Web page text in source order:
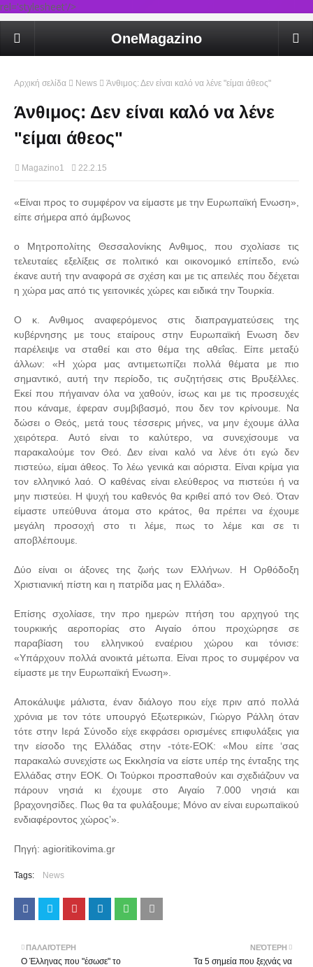
rel='stylesheet'/>
OneMagazino
Αρχική σελίδα News Άνθιμος: Δεν είναι καλό να λένε "είμαι άθεος"
Άνθιμος: Δεν είναι καλό να λένε
"είμαι άθεος"
Magazino1 22.2.15
«Είναι προς το συμφέρον να είμαστε με την Ευρωπαϊκή Ενωση»,
είπε σήμερα από άμβωνος
ο Μητροπολίτης Θεσσαλονίκης Ανθιμος, που σχολίασε τις
τελευταίες εξελίξεις σε πολιτικό και οικονομικό επίπεδο, ενώ
έκανε αυτή την αναφορά σε σχέση και με τις απειλές που δέχεται
η χώρα μας από τις γειτονικές χώρες και ειδικά την Τουρκία.
Ο κ. Ανθιμος αναφερόμενος στις διαπραγματεύσεις της
κυβέρνησης με τους εταίρους στην Ευρωπαϊκή Ενωση δεν
παρέλειψε να σταθεί και στο θέμα της αθεΐας. Είπε μεταξύ
άλλων: «Η χώρα μας αντιμετωπίζει πολλά θέματα με πιο
σημαντικό, αυτή την περίοδο, τις συζητήσεις στις Βρυξέλλες.
Εκεί που πήγαιναν όλα να χαθούν, ίσως και με τις προσευχές
που κάναμε, έφεραν συμβιβασμό, που δεν τον κρίνουμε. Να
δώσει ο Θεός, μετά τους τέσσερις μήνες, να μην έχουμε άλλα
χειρότερα. Αυτό είναι το καλύτερο, να συνεχίσουμε να
παρακαλούμε τον Θεό. Δεν είναι καλό να λένε ότι εγώ δεν
πιστεύω, είμαι άθεος. Το λέω γενικά και αόριστα. Είναι κρίμα για
τον ελληνικό λαό. Ο καθένας είναι ελεύθερος να πιστεύει ή να
μην πιστεύει. Η ψυχή του καθενός θα κριθεί από τον Θεό. Όταν
είμαστε υπεύθυνα άτομα στο κράτος, θα πρέπει να έχουμε
μεγάλη προσοχή στο τι λέμε, πως το λέμε και σε τι
αποβλέπουμε.
Δύο είναι οι άξονες της ζωής των Ελλήνων. Η Ορθόδοξη
Χριστιανική πίστη και η πατρίδα μας η Ελλάδα».
Επίσης σχολίασε, την προ ημερών πτήση του αρχηγού της
τουρκικής αεροπορίας στο Αιγαίο όπου προχώρησε σε
παραβίαση του ελληνικού εναέριου χώρου και τόνισε:
«Υπάρχουν πολλά ανοικτά μέτωπα. Είναι προς το συμφέρον να
είμαστε με την Ευρωπαϊκή Ενωση».
Αποκάλυψε μάλιστα, έναν διάλογο που είχε πριν από πολλά
χρόνια με τον τότε υπουργό Εξωτερικών, Γιώργο Ράλλη όταν
τότε στην Ιερά Σύνοδο είχε εκφράσει ορισμένες επιφυλάξεις για
την είσοδο της Ελλάδας στην -τότε-ΕΟΚ: «Μου είπε ‘σας
παρακαλώ συνεχίστε ως Εκκλησία να είστε υπέρ της ένταξης της
Ελλάδας στην ΕΟΚ. Οι Τούρκοι προσπαθούν και σχεδιάζουν να
πάρουν νησιά κι έχουμε στο Αιγαίο 7.000 νησιά και
βραχονησίδες. Πως θα τα φυλάξουμε; Μόνο αν είναι ευρωπαϊκού
ενδιαφέροντος χώρος’».
Πηγή: agioritikovima.gr
Tags: News
ΝΕΌΤΕΡΗ
Τα 5 σημεία που ξεχνάς να
ΠΑΛΑΙΌΤΕΡΗ
O Έλληνας που "έσωσε" το